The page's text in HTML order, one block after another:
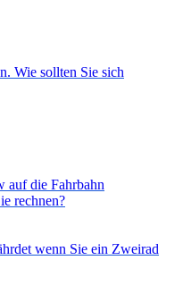
Wie sollten Sie sich
auf die Fahrbahn
rechnen?
wenn Sie ein Zweirad